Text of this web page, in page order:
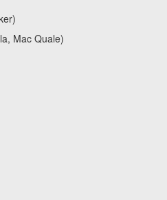
Mac Quale)